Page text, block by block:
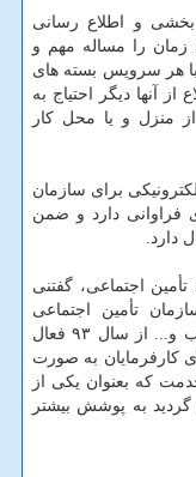
بخشی و اطلاع رسانی
زمان را مساله مهم و
هر سرویس بسته های
آنها دیگر احتیاج به
منزل و یا محل کار
برای سازمان
فراوانی دارد و ضمن
دارد.
اجتماعی، گفتنی
تأمین اجتماعی
شامل اعلامیه، اخطاریه، اجرائیه، صورتحساب و... از سال ۹۳ فعال
۷۰ درصد ابلاغ های کارفرمایان به صورت
که بعنوان یکی از
طرح ۳۰۷۰ رونمایی گردید به پوشش بیشتر